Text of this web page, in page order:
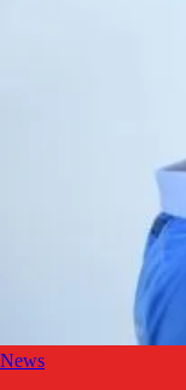
News